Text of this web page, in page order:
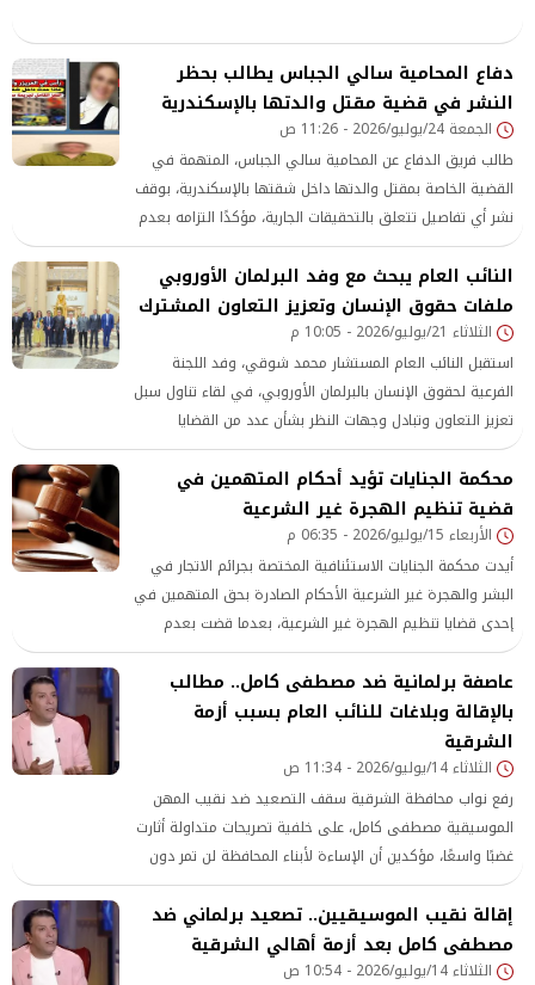
دفاع المحامية سالي الجباس يطالب بحظر
النشر في قضية مقتل والدتها بالإسكندرية
الجمعة 24/يوليو/2026 - 11:26 ص
طالب فريق الدفاع عن المحامية سالي الجباس، المتهمة في
القضية الخاصة بمقتل والدتها داخل شقتها بالإسكندرية، بوقف
نشر أي تفاصيل تتعلق بالتحقيقات الجارية، مؤكدًا التزامه بعدم
الإدلاء بأي معلومات تخص القضية خلال المرحلة الحالية
النائب العام يبحث مع وفد البرلمان الأوروبي
ملفات حقوق الإنسان وتعزيز التعاون المشترك
الثلاثاء 21/يوليو/2026 - 10:05 م
استقبل النائب العام المستشار محمد شوقي، وفد اللجنة
الفرعية لحقوق الإنسان بالبرلمان الأوروبي، في لقاء تناول سبل
تعزيز التعاون وتبادل وجهات النظر بشأن عدد من القضايا
المرتبطة بحقوق الإنسان، وذلك في إطار الحوار المستمر مع
المؤسسات الدولية المعنية
محكمة الجنايات تؤيد أحكام المتهمين في
قضية تنظيم الهجرة غير الشرعية
الأربعاء 15/يوليو/2026 - 06:35 م
أيدت محكمة الجنايات الاستئنافية المختصة بجرائم الاتجار في
البشر والهجرة غير الشرعية الأحكام الصادرة بحق المتهمين في
إحدى قضايا تنظيم الهجرة غير الشرعية، بعدما قضت بعدم
قبول استئناف النيابة العامة شكلاً لتقديمه بعد المواعيد
القانونية المقررة.
عاصفة برلمانية ضد مصطفى كامل.. مطالب
بالإقالة وبلاغات للنائب العام بسبب أزمة
الشرقية
الثلاثاء 14/يوليو/2026 - 11:34 ص
رفع نواب محافظة الشرقية سقف التصعيد ضد نقيب المهن
الموسيقية مصطفى كامل، على خلفية تصريحات متداولة أثارت
غضبًا واسعًا، مؤكدين أن الإساءة لأبناء المحافظة لن تمر دون
محاسبة، ومعلنين سلسلة من التحركات البرلمانية
إقالة نقيب الموسيقيين.. تصعيد برلماني ضد
مصطفى كامل بعد أزمة أهالي الشرقية
الثلاثاء 14/يوليو/2026 - 10:54 ص